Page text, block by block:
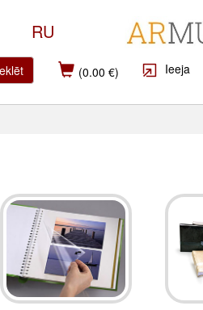
RU
(0.00 €) Ieeja